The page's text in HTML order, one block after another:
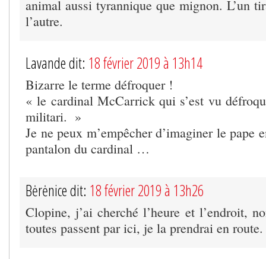
animal aussi tyrannique que mignon. L’un
l’autre.
Lavande dit: 18 février 2019 à 13h14
Bizarre le terme défroquer !
« le cardinal McCarrick qui s’est vu
militari. »
Je ne peux m’empêcher d’imaginer le pape
pantalon du cardinal …
Bėrėnice dit: 18 février 2019 à 13h26
Clopine, j’ai cherché l’heure et l’endroit,
toutes passent par ici, je la prendrai en route.